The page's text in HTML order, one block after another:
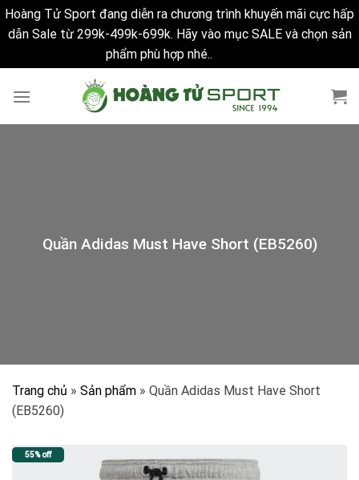
Hoàng Tử Sport đang diễn ra chương trình khuyến mãi cực hấp
dẫn Sale từ 299k-499k-699k. Hãy vào mục SALE và chọn sản
phẩm phù hợp nhé..
Quần Adidas Must Have Short (EB5260)
Trang chủ » Sản phẩm » Quần Adidas Must Have Short
(EB5260)
55% off